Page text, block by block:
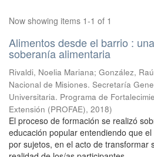
Now showing items 1-1 of 1
Alimentos desde el barrio :
soberanía alimentaria
Rivaldi, Noelia Mariana; González,
Nacional de Misiones. Secretaría
Universitaria. Programa de
Extensión (PROFAE), 2018)
El proceso de formación se realizó
educación popular entendiendo que
por sujetos, en el acto de transformar